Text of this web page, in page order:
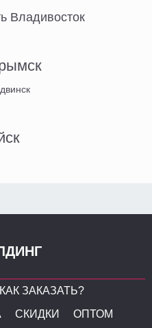
Владивосток
КАК ЗАКАЗАТЬ?
СКИДКИ ОПТОМ